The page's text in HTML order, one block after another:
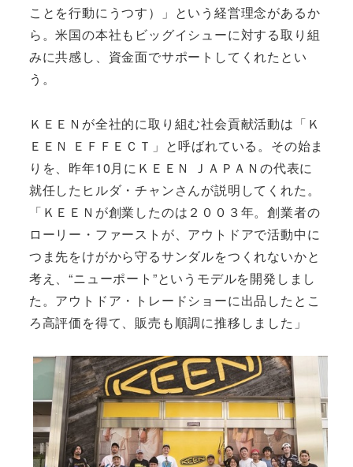
ことを行動にうつす）」という経営理念があるか
ら。米国の本社もビッグイシューに対する取り組
みに共感し、資金面でサポートしてくれたとい
う。
ＫＥＥＮが全社的に取り組む社会貢献活動は「Ｋ
ＥＥＮ ＥＦＦＥＣＴ」と呼ばれている。その始ま
りを、昨年10月にＫＥＥＮ ＪＡＰＡＮの代表に
就任したヒルダ・チャンさんが説明してくれた。
「ＫＥＥＮが創業したのは２００３年。創業者の
ローリー・ファーストが、アウトドアで活動中に
つま先をけがから守るサンダルをつくれないかと
考え、“ニューポート”というモデルを開発しまし
た。アウトドア・トレードショーに出品したとこ
ろ高評価を得て、販売も順調に推移しました」